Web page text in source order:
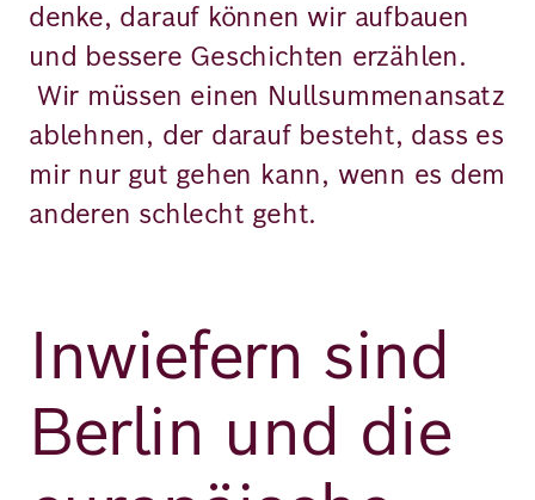
denke, darauf können wir aufbauen
und bessere Geschichten erzählen.
Wir müssen einen Nullsummenansatz
ablehnen, der darauf besteht, dass es
mir nur gut gehen kann, wenn es dem
anderen schlecht geht.
Inwiefern sind
Berlin und die